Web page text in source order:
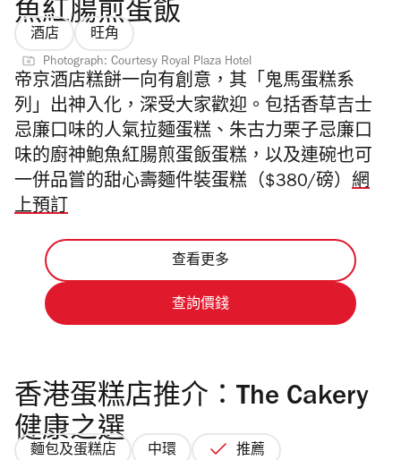
魚紅腸煎蛋飯
酒店 旺角
Photograph: Courtesy Royal Plaza Hotel
帝京酒店糕餅一向有創意，其「 鬼馬蛋糕系
列」 出神入化，深受大家歡迎。包括香草吉士
忌廉口味的人氣拉麵蛋糕、朱古力栗子忌廉口
味的廚神鮑魚紅腸煎蛋飯蛋糕，以及連碗也可
一併品嘗的甜心壽麵件裝蛋糕 （$380/磅） 網
上預訂
查看更多
查詢價錢
香港蛋糕店推介：The Cakery
健康之選
麵包及蛋糕店 中環 推薦